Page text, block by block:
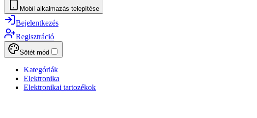
Mobil alkalmazás telepítése
Bejelentkezés
Regisztráció
Sötét mód
Kategóriák
Elektronika
Elektronikai tartozékok